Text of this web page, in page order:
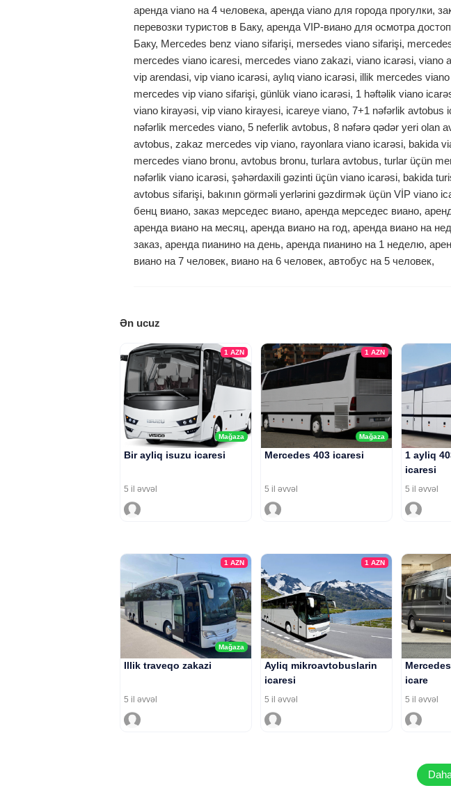
аренда viano на 4 человека, аренда viano для города прогулки,
перевозки туристов в Баку, аренда VIP-виано для осмотра
Баку, Mercedes benz viano sifarişi, mersedes viano sifarişi,
mercedes viano icaresi, mercedes viano zakazi, viano icarəsi, viano
vip arendasi, vip viano icarəsi, aylıq viano icarəsi, illik mercedes
mercedes vip viano sifarişi, günlük viano icarəsi, 1 həftəlik viano
viano kirayəsi, vip viano kirayesi, icareye viano, 7+1 nəfərlik avtobus
nəfərlik mercedes viano, 5 neferlik avtobus, 8 nəfərə qədər yeri olan
avtobus, zakaz mercedes vip viano, rayonlara viano icarəsi, bakida
mercedes viano bronu, avtobus bronu, turlara avtobus, turlar üçün
nəfərlik viano icarəsi, şəhərdaxili gəzinti üçün viano icarəsi, bakida
avtobus sifarişi, bakının görməli yerlərini gəzdirmək üçün VİP viano
бенц виано, заказ мерседес виано, аренда мерседес виано,
аренда виано на месяц, аренда виано на год, аренда виано на
заказ, аренда пианино на день, аренда пианино на 1 неделю,
виано на 7 человек, виано на 6 человек, автобус на 5 человек,
Ən ucuz
Mağaza
1 AZN
Bir ayliq isuzu icaresi
5 il əvvəl
Mağaza
1 AZN
Mercedes 403 icaresi
5 il əvvəl
1 ayliq
icaresi
5 il əvvəl
Mağaza
1 AZN
Illik traveqo zakazi
5 il əvvəl
1 AZN
Ayliq mikroavtobuslarin
icaresi
5 il əvvəl
icare
5 il əvvəl